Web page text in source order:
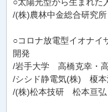
/(株)農林中金総合研究
○コロナ放電型イオナイ
開発
/岩手大学 高橋克幸・
/シシド静電気(株) 榎本
/(株)松本技研 松本亘弘